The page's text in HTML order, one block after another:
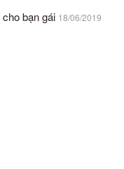
bạn gái 18/06/2019